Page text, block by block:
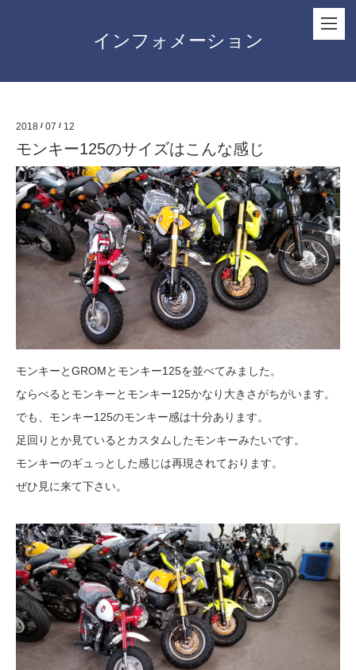
インフォメーション
2018 / 07 / 12
モンキー125のサイズはこんな感じ
モンキーとGROMとモンキー125を並べてみました。
ならべるとモンキーとモンキー125かなり大きさがちがいます。
でも、モンキー125のモンキー感は十分あります。
足回りとか見ているとカスタムしたモンキーみたいです。
モンキーのギュっとした感じは再現されております。
ぜひ見に来て下さい。